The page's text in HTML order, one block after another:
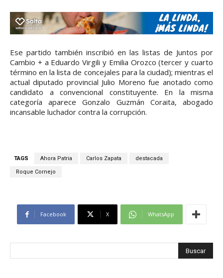
Ese partido también inscribió en las listas de Juntos por
Cambio + a Eduardo Virgili y Emilia Orozco (tercer y cuarto
término en la lista de concejales para la ciudad); mientras el
actual diputado provincial Julio Moreno fue anotado como
candidato a convencional constituyente. En la misma
categoría aparece Gonzalo Guzmán Coraita, abogado
incansable luchador contra la corrupción.
TAGS Ahora Patria Carlos Zapata destacada
Roque Cornejo
Facebook X WhatsApp